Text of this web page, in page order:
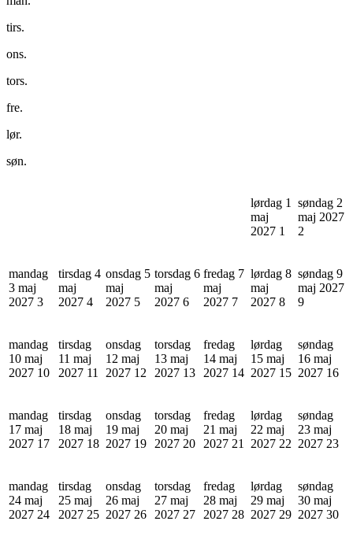
tirs.
ons.
tors.
fre.
lør.
søn.
lørdag 1
maj
2027 1
søndag 2
maj 2027
2
mandag
3 maj
2027 3
tirsdag 4
maj
2027 4
onsdag 5
maj
2027 5
torsdag 6
maj
2027 6
fredag 7
maj
2027 7
lørdag 8
maj
2027 8
søndag 9
maj 2027
9
mandag
10 maj
2027 10
tirsdag
11 maj
2027 11
onsdag
12 maj
2027 12
torsdag
13 maj
2027 13
fredag
14 maj
2027 14
lørdag
15 maj
2027 15
søndag
16 maj
2027 16
mandag
17 maj
2027 17
tirsdag
18 maj
2027 18
onsdag
19 maj
2027 19
torsdag
20 maj
2027 20
fredag
21 maj
2027 21
lørdag
22 maj
2027 22
søndag
23 maj
2027 23
mandag
24 maj
2027 24
tirsdag
25 maj
2027 25
onsdag
26 maj
2027 26
torsdag
27 maj
2027 27
fredag
28 maj
2027 28
lørdag
29 maj
2027 29
søndag
30 maj
2027 30